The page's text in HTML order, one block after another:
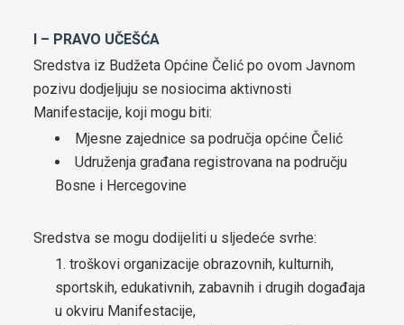
I – PRAVO UČEŠĆA
Sredstva iz Budžeta Općine Čelić po ovom Javnom
pozivu dodjeljuju se nosiocima aktivnosti
Manifestacije, koji mogu biti:
Mjesne zajednice sa područja općine Čelić
Udruženja građana registrovana na području
Bosne i Hercegovine
Sredstva se mogu dodijeliti u sljedeće svrhe:
troškovi organizacije obrazovnih, kulturnih,
sportskih, edukativnih, zabavnih i drugih događaja
u okviru Manifestacije,
Plan javnih nabavki općine Čelić
Obavještenje o postupcima javnih nabavki
Obrazac praćenja realizacije ugovora/okvirnog sporazuma
Budžet
Infrastrukturni projekti
OIK Čelić
Kontakt